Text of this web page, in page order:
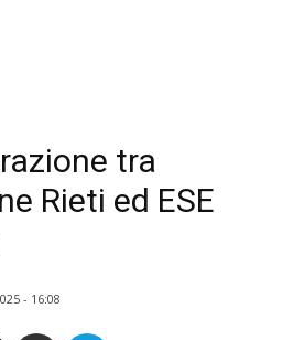
tra
Rieti ed ESE
- 16:08